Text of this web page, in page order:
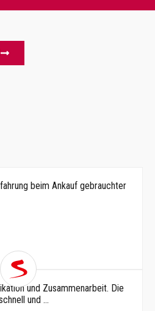
beim Ankauf gebrauchter
und Zusammenarbeit. Die
und …